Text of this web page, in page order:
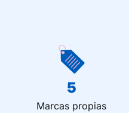
Marcas propias
5